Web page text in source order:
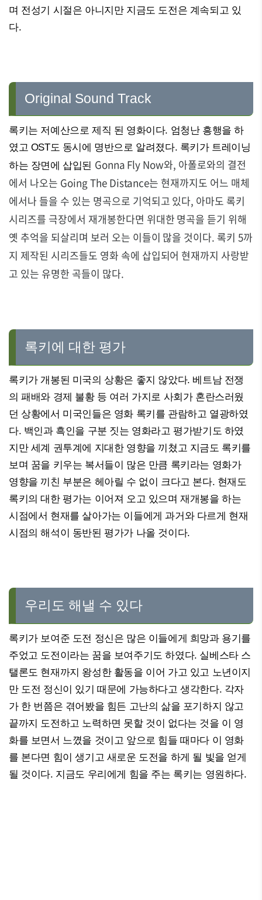
며 전성기 시절은 아니지만 지금도 도전은 계속되고 있
다.
Original Sound Track
록키는 저예산으로 제직 된 영화이다. 엄청난 흥행을 하
였고 OST도 동시에 명반으로 알려졌다. 록키가 트레이닝
하는 장면에 삽입된 Gonna Fly Now와, 아폴로와의 결전
에서 나오는 Going The Distance는 현재까지도 어느 매체
에서나 들을 수 있는 명곡으로 기억되고 있다, 아마도 록키
시리즈를 극장에서 재개봉한다면 위대한 명곡을 듣기 위해
옛 추억을 되살리며 보러 오는 이들이 많을 것이다. 록키 5까
지 제작된 시리즈들도 영화 속에 삽입되어 현재까지 사랑받
고 있는 유명한 곡들이 많다.
록키에 대한 평가
록키가 개봉된 미국의 상황은 좋지 않았다. 베트남 전쟁
의 패배와 경제 불황 등 여러 가지로 사회가 혼란스러웠
던 상황에서 미국인들은 영화 록키를 관람하고 열광하였
다. 백인과 흑인을 구분 짓는 영화라고 평가받기도 하였
지만 세계 권투계에 지대한 영향을 끼쳤고 지금도 록키를
보며 꿈을 키우는 복서들이 많은 만큼 록키라는 영화가
영향을 끼친 부분은 헤아릴 수 없이 크다고 본다. 현재도
록키의 대한 평가는 이어져 오고 있으며 재개봉을 하는
시점에서 현재를 살아가는 이들에게 과거와 다르게 현재
시점의 해석이 동반된 평가가 나올 것이다.
우리도 해낼 수 있다
록키가 보여준 도전 정신은 많은 이들에게 희망과 용기를
주었고 도전이라는 꿈을 보여주기도 하였다. 실베스타 스
탤론도 현재까지 왕성한 활동을 이어 가고 있고 노년이지
만 도전 정신이 있기 때문에 가능하다고 생각한다. 각자
가 한 번쯤은 겪어봤을 힘든 고난의 삶을 포기하지 않고
끝까지 도전하고 노력하면 못할 것이 없다는 것을 이 영
화를 보면서 느꼈을 것이고 앞으로 힘들 때마다 이 영화
를 본다면 힘이 생기고 새로운 도전을 하게 될 빛을 얻게
될 것이다. 지금도 우리에게 힘을 주는 록키는 영원하다.